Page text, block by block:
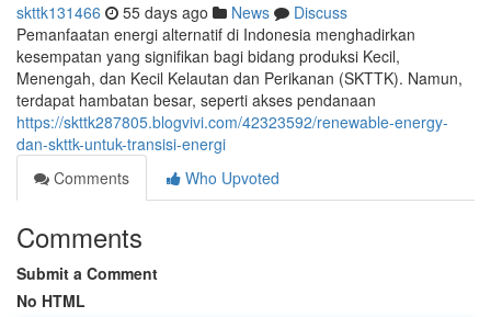
skttk131466 55 days ago News
Discuss
Pemanfaatan energi alternatif di Indonesia menghadirkan
kesempatan yang signifikan bagi bidang produksi Kecil,
Menengah, dan Kecil Kelautan dan Perikanan (SKTTK). Namun,
terdapat hambatan besar, seperti akses pendanaan
https://skttk287805.blogvivi.com/42323592/renewable-energy-
dan-skttk-untuk-transisi-energi
Comments
Who Upvoted
Comments
Submit a Comment
No HTML